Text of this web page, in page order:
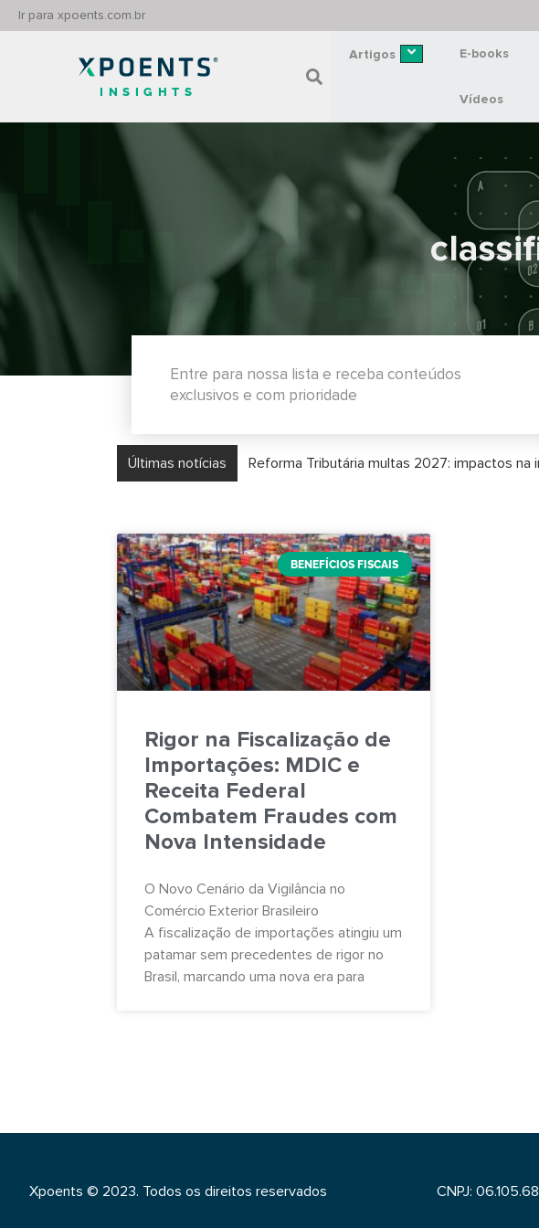
Ir para xpoents.com.br
INSIGHTS
Artigos E-books
Vídeos
Entre para nossa lista e receba conteúdos
exclusivos e com prioridade
Últimas notícias Reforma Tributária multas 2027: impactos
BENEFÍCIOS FISCAIS
Rigor na Fiscalização de
Importações: MDIC e
Receita Federal
Combatem Fraudes com
Nova Intensidade
O Novo Cenário da Vigilância no
Comércio Exterior Brasileiro
A fiscalização de importações atingiu um
patamar sem precedentes de rigor no
Brasil, marcando uma nova era para
Xpoents © 2023. Todos os direitos reservados CNPJ: